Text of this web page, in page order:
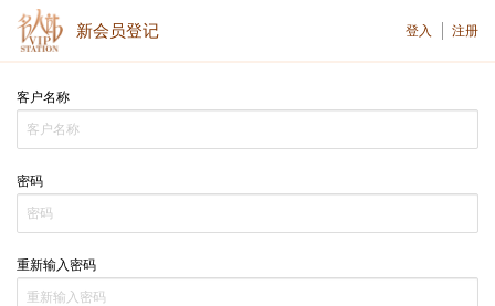
新会员登记 登入 注册
客户名称
密码
重新输入密码